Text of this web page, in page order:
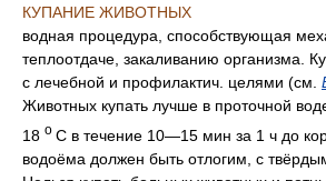
КУПАНИЕ ЖИВОТНЫХ
водная процедура, способствующая
теплоотдаче, закаливанию организма.
с лечебной и профилактич. целями (см.
Животных купать лучше в проточной
18 о С в течение 10—15 мин за 1 ч до
водоёма должен быть отлогим, с